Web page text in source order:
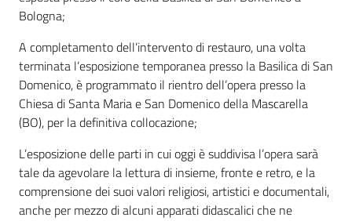
Bologna;
A completamento dell’intervento di restauro, una volta
terminata l’esposizione temporanea presso la Basilica di San
Domenico, è programmato il rientro dell’opera presso la
Chiesa di Santa Maria e San Domenico della Mascarella
(BO), per la definitiva collocazione;
L’esposizione delle parti in cui oggi è suddivisa l’opera sarà
tale da agevolare la lettura di insieme, fronte e retro, e la
comprensione dei suoi valori religiosi, artistici e documentali,
anche per mezzo di alcuni apparati didascalici che ne